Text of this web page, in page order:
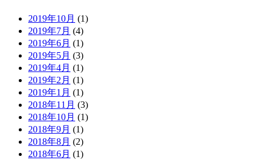
2019年10月 (1)
2019年7月 (4)
2019年6月 (1)
2019年5月 (3)
2019年4月 (1)
2019年2月 (1)
2019年1月 (1)
2018年11月 (3)
2018年10月 (1)
2018年9月 (1)
2018年8月 (2)
2018年6月 (1)